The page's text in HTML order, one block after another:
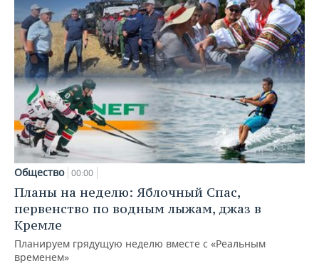
Общество 00:00
Планы на неделю: Яблочный Спас,
первенство по водным лыжам, джаз в
Кремле
Планируем грядущую неделю вместе с «Реальным
временем»